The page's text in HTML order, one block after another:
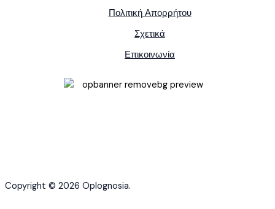
Πολιτική Απορρήτου
Σχετικά
Επικοινωνία
Copyright © 2026 Oplognosia.